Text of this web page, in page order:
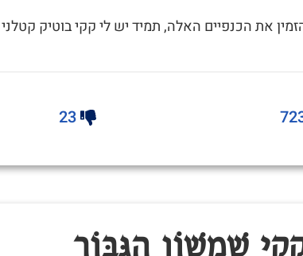
את הכנפיים האלה, תמיד יש לי קקי בוטיק קטלני
23
שִׁמְשׁוֹן הַגִּבּוֹר